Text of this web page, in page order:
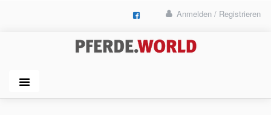
Anmelden / Registrieren